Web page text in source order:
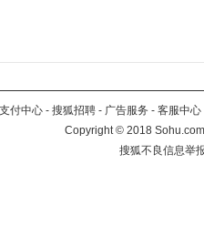
支付中心 - 搜狐招聘 - 广告服务 - 客服中心
Copyright©2018
搜狐不良信息举